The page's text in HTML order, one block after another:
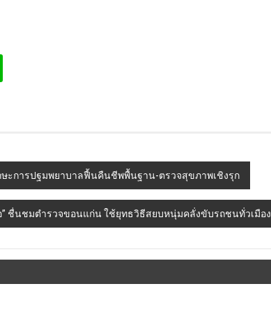
ะการปฐมพยาบาลฟื้นคืนชีพพื้นฐาน-ตรวจสุขภาพเชิงรุก
” ชื่นชมตำรวจขอนแก่น ใช้ยุทธวิธีสยบหนุ่มคลั่งขับรถชนทั่วเมือง